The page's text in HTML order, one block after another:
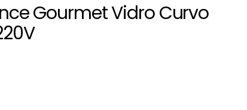
Gourmet Vidro Curvo